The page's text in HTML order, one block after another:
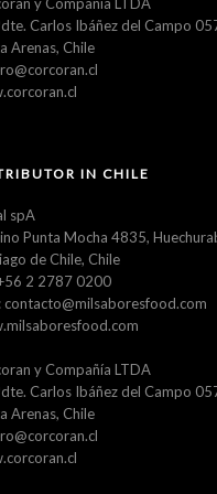
Carlos Ibáñez del Campo
Arenas, Chile
IN CHILE
spA
Punta Mocha 4835,
de Chile, Chile
2 2787 0200
contacto@milsaboresfood.com
y Compañía LTDA
Carlos Ibáñez del Campo
Arenas, Chile